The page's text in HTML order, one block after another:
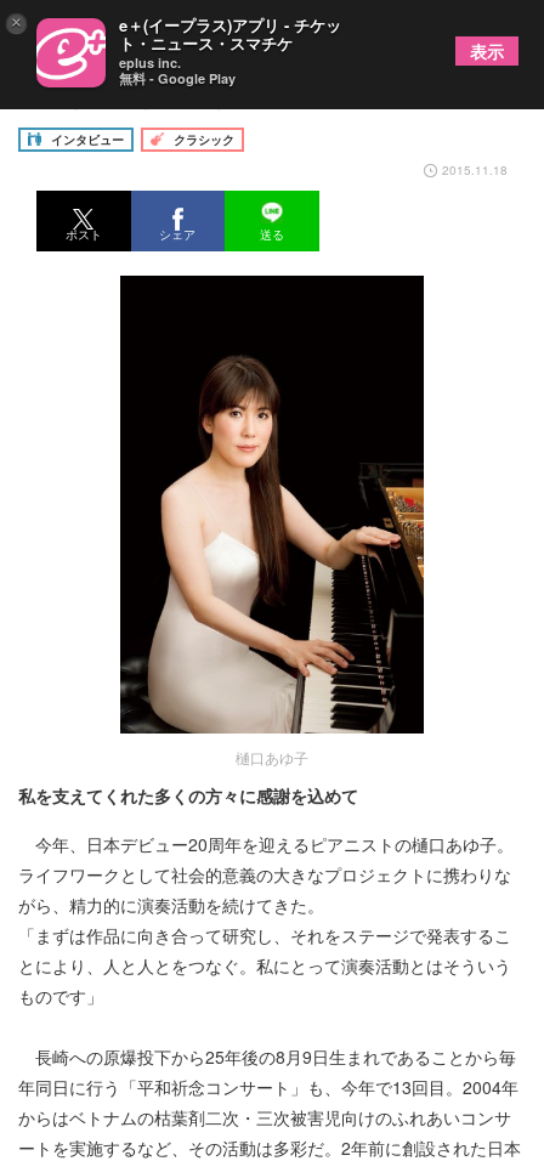
樋口あゆ子（ピアノ）
インタビュー
クラシック
2015.11.18
ポスト シェア 送る
樋口あゆ子
私を支えてくれた多くの方々に感謝を込めて
今年、日本デビュー20周年を迎えるピアニストの樋口あゆ子。
ライフワークとして社会的意義の大きなプロジェクトに携わりな
がら、精力的に演奏活動を続けてきた。
「まずは作品に向き合って研究し、それをステージで発表するこ
とにより、人と人とをつなぐ。私にとって演奏活動とはそういう
ものです」
長崎への原爆投下から25年後の8月9日生まれであることから毎
年同日に行う「平和祈念コンサート」も、今年で13回目。2004年
からはベトナムの枯葉剤二次・三次被害児向けのふれあいコンサ
ートを実施するなど、その活動は多彩だ。2年前に創設された日本
× e＋(イープラス)アプリ - チケッ
ト・ニュース・スマチケ
eplus inc.
無料 - Google Play
表示